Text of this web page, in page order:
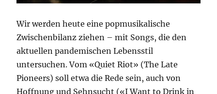
Wir werden heute eine popmusikalische
Zwischenbilanz ziehen – mit Songs, die den
aktuellen pandemischen Lebensstil
untersuchen. Vom «Quiet Riot» (The Late
Pioneers) soll etwa die Rede sein, auch von
Hoffnung und Sehnsucht («I Want to Drink in